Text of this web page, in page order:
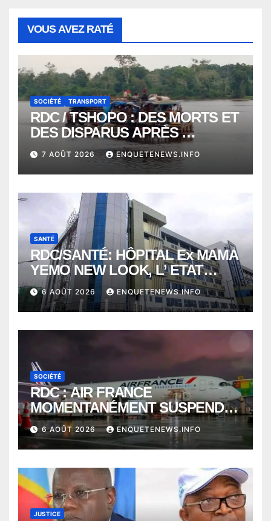
VOUS AVEZ RATÉ
SOCIÉTÉ TRANSPORT
RDC / TSHOPO : DES MORTS ET
DES DISPARUS APRÈS
NAUFRAGE D’UNE BALEINIERE
À QUELQUES KILOMÈTRES DE
KISANGANI
7 AOÛT 2026 ENQUETENEWS.INFO
SANTÉ
RDC/SANTÉ: HÔPITAL Ex MAMA
YEMO NEW LOOK, L’ ETAT
PERD LE CONTROLE
6 AOÛT 2026 ENQUETENEWS.INFO
SOCIÉTÉ
RDC : AIR FRANCE
MOMENTANÉMENT SUSPENDU
ENTRE KINSHASA ET PARIS ?
6 AOÛT 2026 ENQUETENEWS.INFO
JUSTICE